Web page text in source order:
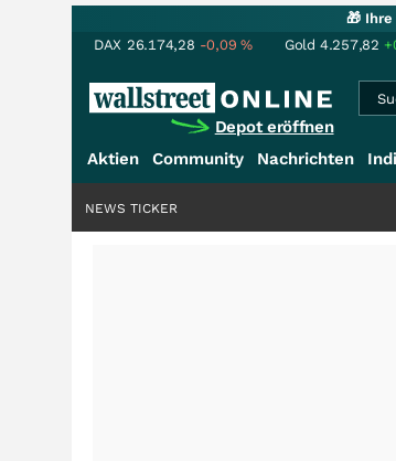
🎁
DAX 26.174,28 -0,09% Gold 4.257,82
Depot eröffnen
Aktien Community Nachrichten
NEWS TICKER